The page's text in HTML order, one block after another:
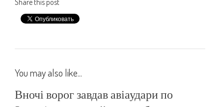
You may also like...
Вночі ворог завдав авіаудари по